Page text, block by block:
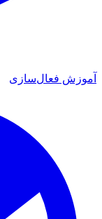
فعال‌سازی